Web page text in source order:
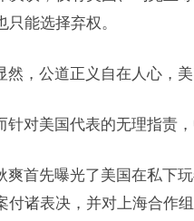
只能选择弃权。
然，公道正义自在人心，
针对美国代表的无理指责
爽首先曝光了美国在私下
付诸表决，并对上海合作